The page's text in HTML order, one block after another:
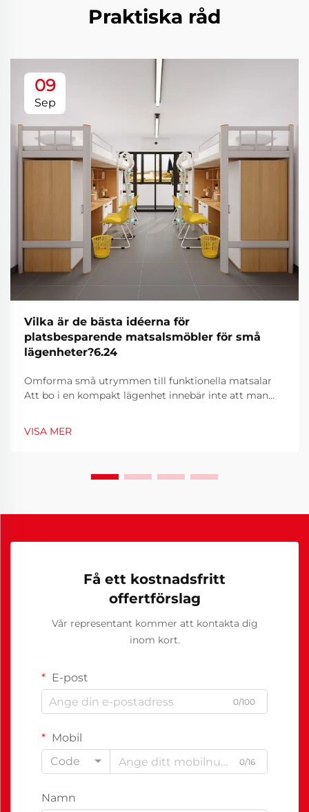
Praktiska råd
09
Sep
Vilka är de bästa idéerna för
platsbesparende matsalsmöbler för små
lägenheter?6.24
Omforma små utrymmen till funktionella matsalar
Att bo i en kompakt lägenhet innebär inte att man
innovativa möbelsolutioner uppstått...
VISA MER
Få ett kostnadsfritt
offertförslag
Vår representant kommer att kontakta dig
inom kort.
E-post
0/100
Mobil
Code
0/16
Namn